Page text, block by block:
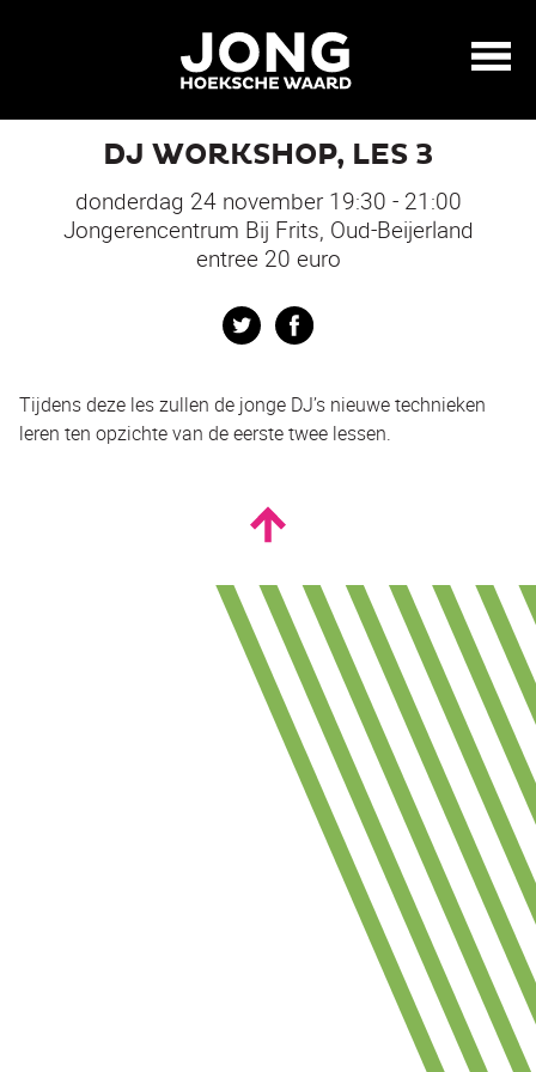
DJ WORKSHOP, LES 3
donderdag 24 november 19:30 - 21:00
Jongerencentrum Bij Frits, Oud-Beijerland
entree 20 euro
Twitter
Tijdens deze les zullen de jonge DJ’s nieuwe technieken
leren ten opzichte van de eerste twee lessen.